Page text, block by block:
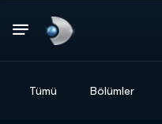
Tümü Bölümler